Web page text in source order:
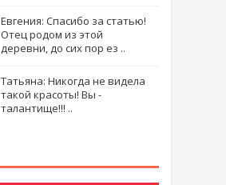
Евгения: Спасибо за статью!
Отец родом из этой
деревни, до сих пор ез ..
Татьяна: Никогда не видела
такой красоты! Вы -
талантище!!! ..